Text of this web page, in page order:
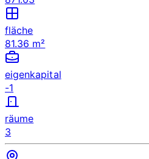
fläche
81.36 m²
eigenkapital
-1
räume
3